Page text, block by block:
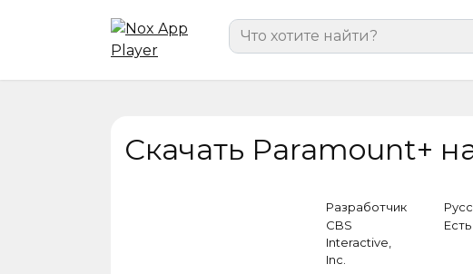
Search
for:
Скачать Paramount+
Разработчик
CBS
Interactive,
Inc.
Есть